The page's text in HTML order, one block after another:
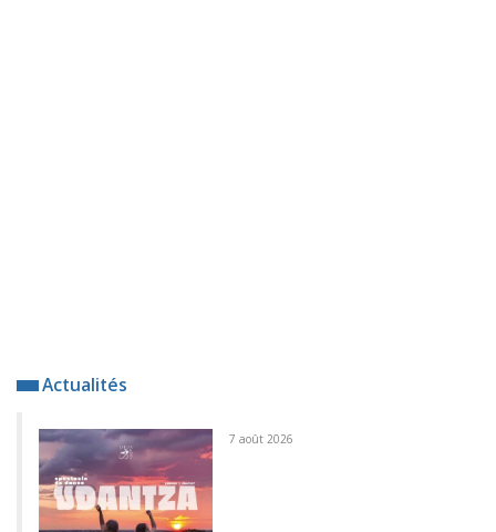
Actualités
7 août 2026